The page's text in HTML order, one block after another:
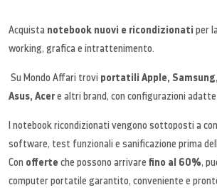
Acquista notebook nuovi e ricondizionati per
working, grafica e intrattenimento.
Su Mondo Affari trovi portatili Apple,
Asus, Acere altri brand, con configurazioni
I notebook ricondizionati vengono sottoposti a
software, test funzionali e sanificazione prima
Con offerte che possono arrivare fino al 60%,
computer portatile garantito, conveniente e